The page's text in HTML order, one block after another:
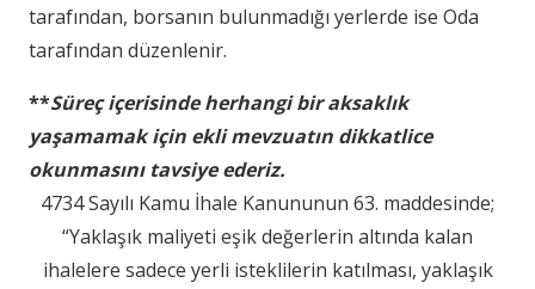
tarafından, borsanın bulunmadığı yerlerde ise Oda
tarafından düzenlenir.
**Süreç içerisinde herhangi bir aksaklık
yaşamamak için ekli mevzuatın dikkatlice
okunmasını tavsiye ederiz.
4734 Sayılı Kamu İhale Kanununun 63. maddesinde;
“Yaklaşık maliyeti eşik değerlerin altında kalan
ihalelere sadece yerli isteklilerin katılması, yaklaşık